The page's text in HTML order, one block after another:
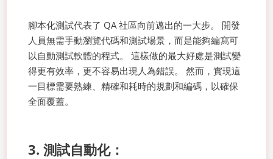
腳本化測試代表了 QA 社區向前邁出的一大步。 開發
人員無需手動瀏覽代碼和測試場景，而是能夠編寫可
以自動測試軟體的程式。 這樣做的最大好處是測試變
得更有效率，更不容易出現人為錯誤。 然而，實現這
一目標需要熟練、精確和耗時的規劃和編碼，以確保
全面覆蓋。
3. 測試自動化：